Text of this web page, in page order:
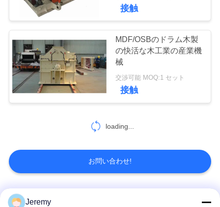
PRIVACY
POLICY
木工業の産業機械
鉱山および冶金学の
プロジェクト
27
接触
MDF/OSBのドラム木製
の快活な木工業の産業機
械
交渉可能 MOQ:1 セット
接触
loading...
お問い合わせ!
人気カテゴリ すべて
Jeremy